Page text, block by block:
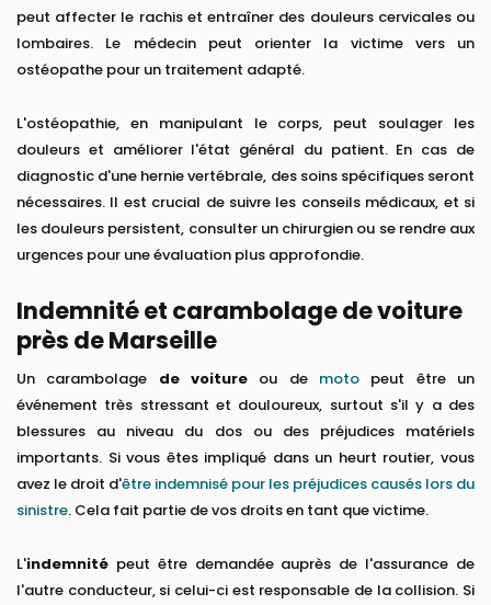
peut affecter le rachis et entraîner des douleurs cervicales ou
lombaires. Le médecin peut orienter la victime vers un
ostéopathe pour un traitement adapté.
L'ostéopathie, en manipulant le corps, peut soulager les
douleurs et améliorer l'état général du patient. En cas de
diagnostic d'une hernie vertébrale, des soins spécifiques seront
nécessaires. Il est crucial de suivre les conseils médicaux, et si
les douleurs persistent, consulter un chirurgien ou se rendre aux
urgences pour une évaluation plus approfondie.
Indemnité et carambolage de voiture
près de Marseille
Un carambolage de voiture ou de moto peut être un
événement très stressant et douloureux, surtout s'il y a des
blessures au niveau du dos ou des préjudices matériels
importants. Si vous êtes impliqué dans un heurt routier, vous
avez le droit d'être indemnisé pour les préjudices causés lors du
sinistre. Cela fait partie de vos droits en tant que victime.
L'indemnité peut être demandée auprès de l'assurance de
l'autre conducteur, si celui-ci est responsable de la collision. Si